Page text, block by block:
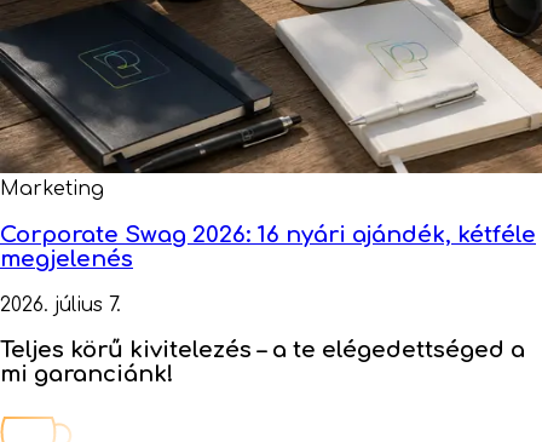
Marketing
Corporate Swag 2026: 16 nyári ajándék, kétféle
megjelenés
2026. július 7.
Teljes körű kivitelezés – a te elégedettséged a
mi garanciánk!